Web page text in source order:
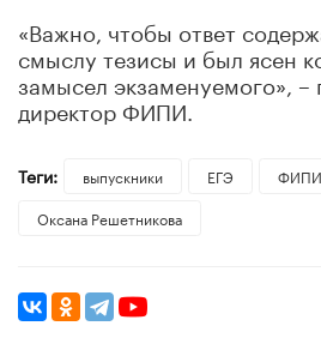
«Важно, чтобы ответ
смыслу тезисы и был ясен
замысел экзаменуемого»,
директор ФИПИ.
Теги: выпускники ЕГЭ
ФИПИ
Оксана Решетникова